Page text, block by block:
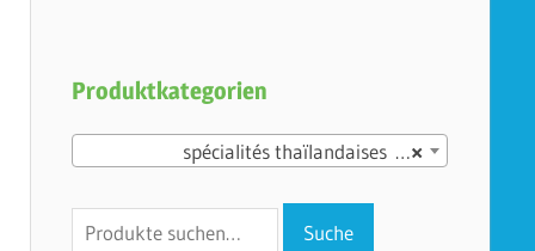
Produktkategorien
×
spécialités thaïlandaises (11)
Suche